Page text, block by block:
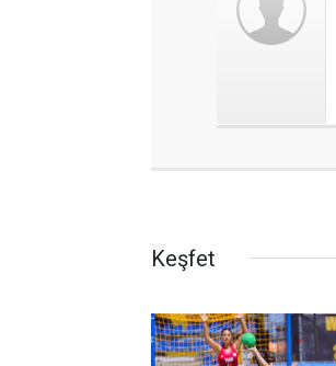
Keşfet